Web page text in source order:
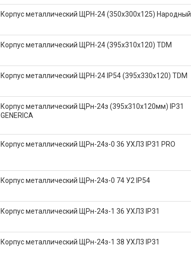
Корпус металлический ЩРН-24 (350х300х125) Народный
Корпус металлический ЩРН-24 (395х310х120) TDM
Корпус металлический ЩРН-24 IP54 (395х330х120) TDM
Корпус металлический ЩРн-24з (395х310х120мм) IP31
GENERICA
Корпус металлический ЩРн-24з-0 36 УХЛ3 IP31 PRO
Корпус металлический ЩРн-24з-0 74 У2 IP54
Корпус металлический ЩРн-24з-1 36 УХЛ3 IP31
Корпус металлический ЩРн-24з-1 38 УХЛ3 IP31